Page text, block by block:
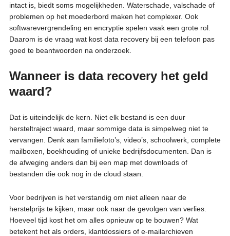
intact is, biedt soms mogelijkheden. Waterschade, valschade of
problemen op het moederbord maken het complexer. Ook
softwarevergrendeling en encryptie spelen vaak een grote rol.
Daarom is de vraag wat kost data recovery bij een telefoon pas
goed te beantwoorden na onderzoek.
Wanneer is data recovery het geld
waard?
Dat is uiteindelijk de kern. Niet elk bestand is een duur
hersteltraject waard, maar sommige data is simpelweg niet te
vervangen. Denk aan familiefoto’s, video’s, schoolwerk, complete
mailboxen, boekhouding of unieke bedrijfsdocumenten. Dan is
de afweging anders dan bij een map met downloads of
bestanden die ook nog in de cloud staan.
Voor bedrijven is het verstandig om niet alleen naar de
herstelprijs te kijken, maar ook naar de gevolgen van verlies.
Hoeveel tijd kost het om alles opnieuw op te bouwen? Wat
betekent het als orders, klantdossiers of e-mailarchieven